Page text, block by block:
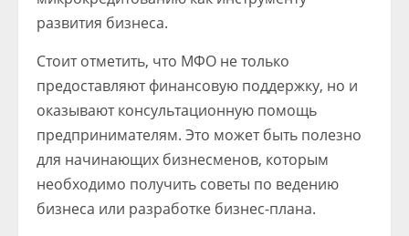
развития бизнеса.
Стоит отметить, что МФО не только
предоставляют финансовую поддержку, но и
оказывают консультационную помощь
предпринимателям. Это может быть полезно
для начинающих бизнесменов, которым
необходимо получить советы по ведению
бизнеса или разработке бизнес-плана.